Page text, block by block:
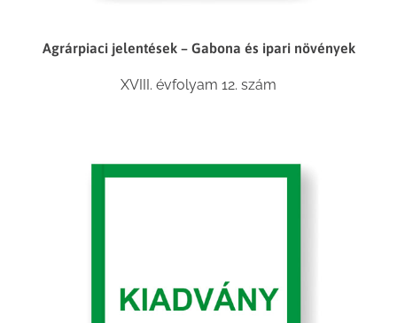
Agrárpiaci jelentések – Gabona és ipari növények
XVIII. évfolyam 12. szám